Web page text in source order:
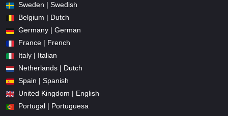
Sweden | Swedish
Belgium | Dutch
Germany | German
France | French
Italy | Italian
Netherlands | Dutch
Spain | Spanish
United Kingdom | English
Portugal | Portuguesa